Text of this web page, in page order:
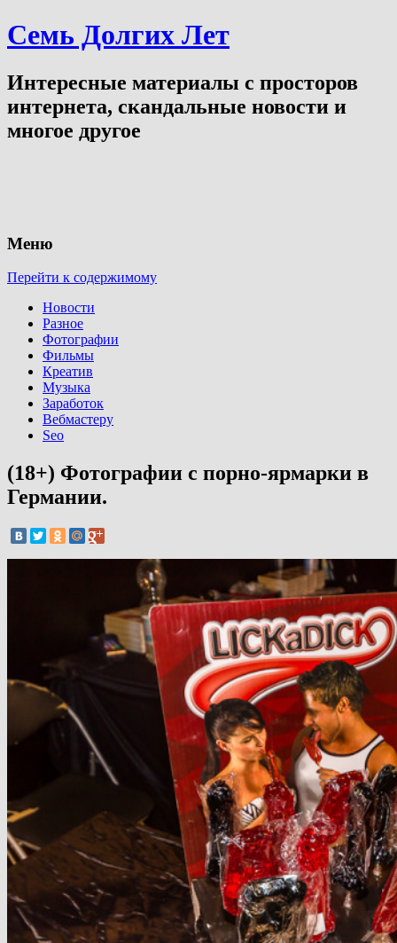
Семь Долгих Лет
Интересные материалы с просторов
интернета, скандальные новости и
многое другое
Меню
Перейти к содержимому
Новости
Разное
Фотографии
Фильмы
Креатив
Музыка
Заработок
Вебмастеру
Seo
(18+) Фотографии с порно-ярмарки в
Германии.